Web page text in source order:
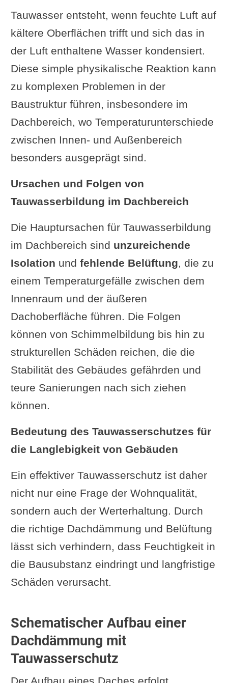
Das älteste bekannte isolierte
Haus
Ergänzung oder Frage von dir?
Im Zusammenhang interessant
Tauwasser entsteht, wenn feuchte Luft auf
kältere Oberflächen trifft und sich das in
der Luft enthaltene Wasser kondensiert.
Diese simple physikalische Reaktion kann
zu komplexen Problemen in der
Baustruktur führen, insbesondere im
Dachbereich, wo Temperaturunterschiede
zwischen Innen- und Außenbereich
besonders ausgeprägt sind.
Ursachen und Folgen von
Tauwasserbildung im Dachbereich
Die Hauptursachen für Tauwasserbildung
im Dachbereich sind unzureichende
Isolation und fehlende Belüftung, die zu
einem Temperaturgefälle zwischen dem
Innenraum und der äußeren
Dachoberfläche führen. Die Folgen
können von Schimmelbildung bis hin zu
strukturellen Schäden reichen, die die
Stabilität des Gebäudes gefährden und
teure Sanierungen nach sich ziehen
können.
Bedeutung des Tauwasserschutzes für
die Langlebigkeit von Gebäuden
Ein effektiver Tauwasserschutz ist daher
nicht nur eine Frage der Wohnqualität,
sondern auch der Werterhaltung. Durch
die richtige Dachdämmung und Belüftung
lässt sich verhindern, dass Feuchtigkeit in
die Bausubstanz eindringt und langfristige
Schäden verursacht.
Schematischer Aufbau einer
Dachdämmung mit
Tauwasserschutz